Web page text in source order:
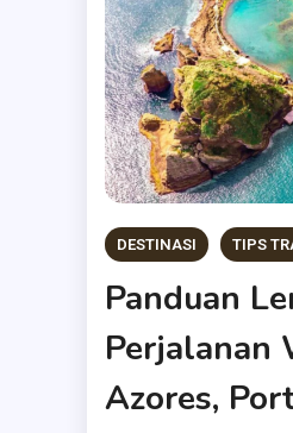
DESTINASI TIPS
Panduan
Perjalanan
Azores,